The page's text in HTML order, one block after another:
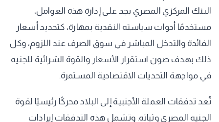
البنك المركزي المصري بجد على إدارة هذه العوامل،
مستخدمًا أدوات سياسته النقدية بمهارة، كتحديد أسعار
الفائدة والتدخل المباشر في سوق الصرف عند اللزوم، وكل
ذلك بهدف صون استقرار الأسعار والقوة الشرائية للجنيه
في مواجهة التحديات الاقتصادية المستمرة.
تُعد تدفقات العملة الأجنبية إلى البلاد محركًا رئيسيًا لقوة
الجنيه المصري وثباته. وتشمل هذه التدفقات إيرادات